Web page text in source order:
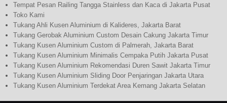
Tempat Pesan Railing Tangga Stainless dan Kaca di Jakarta Pusat
Toko Kami
Tukang Ahli Kusen Aluminium di Kalideres, Jakarta Barat
Tukang Gerobak Aluminium Custom Desain Cakung Jakarta Timur
Tukang Kusen Aluminium Custom di Palmerah, Jakarta Barat
Tukang Kusen Aluminium Minimalis Cempaka Putih Jakarta Pusat
Tukang Kusen Aluminium Rekomendasi Duren Sawit Jakarta Timur
Tukang Kusen Aluminium Sliding Door Penjaringan Jakarta Utara
Tukang Kusen Aluminium Terdekat Area Kemang Jakarta Selatan